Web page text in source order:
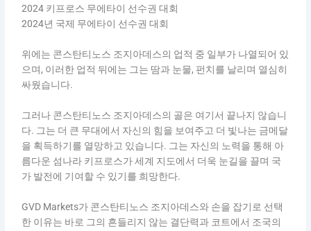
2024 키프로스 무에타이 선수권 대회
2024년 국제 무에타이 선수권 대회
위에는 콘스탄티노스 조지아데스의 업적 중 일부가 나열되어 있
으며, 이러한 업적 뒤에는 그는 땀과 눈물, 펀치를 날리며 열심히
싸웠습니다.
그러나 콘스탄티노스 조지아데스의 골은 여기서 끝나지 않습니
다. 그는 더 큰 무대에서 자신의 힘을 보여주고 더 빛나는 금메달
을 획득하기를 열망하고 있습니다. 그는 자신의 노력을 통해 아
름다운 섬나라 키프로스가 세계 지도에서 더욱 눈길을 끌며 국
가 발전에 기여할 수 있기를 희망한다.
GVD Markets가 콘스탄티노스 조지아데스와 손을 잡기로 선택
한 이유는 바로 그의 흔들리지 않는 결단력과 코트에서 조국의